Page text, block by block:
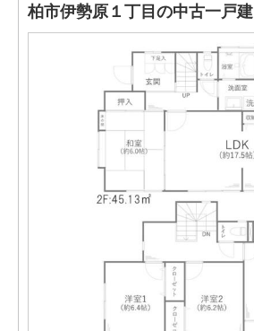
柏市伊勢原１丁目の中古一戸建